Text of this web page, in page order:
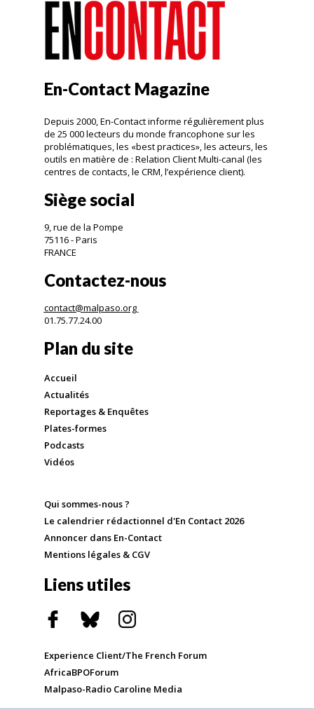
En-Contact Magazine
Depuis 2000, En-Contact informe régulièrement plus
de 25 000 lecteurs du monde francophone sur les
problématiques, les «best practices», les acteurs, les
outils en matière de : Relation Client Multi-canal (les
centres de contacts, le CRM, l’expérience client).
Siège social
9, rue de la Pompe
75116 - Paris
FRANCE
Contactez-nous
contact@malpaso.org
01.75.77.24.00
Plan du site
Accueil
Actualités
Reportages & Enquêtes
Plates-formes
Podcasts
Vidéos
Qui sommes-nous ?
Le calendrier rédactionnel d'En Contact 2026
Annoncer dans En-Contact
Mentions légales & CGV
Liens utiles
Experience Client/The French Forum
AfricaBPOForum
Malpaso-Radio Caroline Media